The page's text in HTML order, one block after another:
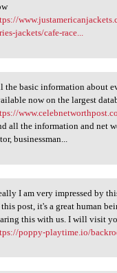
jackets/cafe-race...
basic information
the basic information about
now on the largest
all the information and net
businessman...
I am very
I am very impressed by
post, it's a great human
this with us. I will visit
poppy-playtime.io/